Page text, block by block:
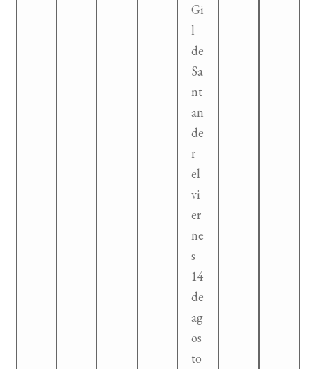
Gi
l
de
Sa
nt
an
de
r
el
vi
er
ne
s
14
de
ag
os
to